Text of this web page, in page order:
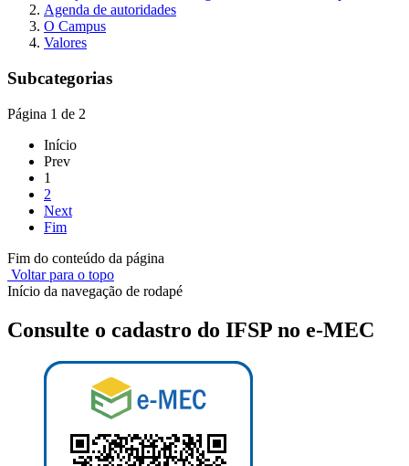
Agenda de autoridades
O Campus
Valores
Subcategorias
Página 1 de 2
Início
Prev
1
2
Next
Fim
Fim do conteúdo da página
Voltar para o topo
Início da navegação de rodapé
Consulte o cadastro do IFSP no e-MEC